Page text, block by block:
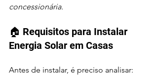
concessionária.
🏠 Requisitos para Instalar
Energia Solar em Casas
Antes de instalar, é preciso analisar: